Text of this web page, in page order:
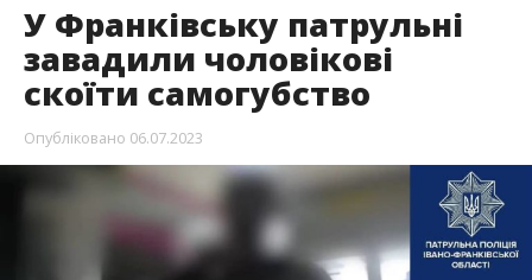
У Франківську патрульні
завадили чоловікові
скоїти самогубство
Опубліковано 06.07.2023